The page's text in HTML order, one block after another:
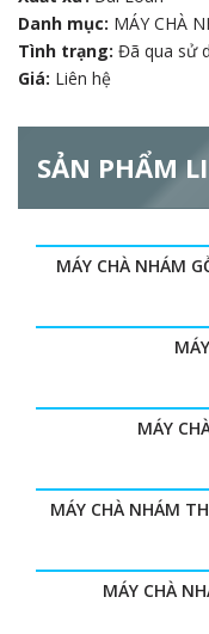
Danh mục: MÁY CHÀ
Tình trạng: Đã qua sử
Giá: Liên hệ
SẢN PHẨM
MÁY CHÀ NHÁM
MÁY
MÁY CHÀ NHÁM
MÁY CHÀ